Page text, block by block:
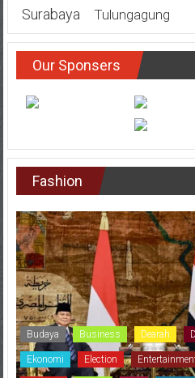
Surabaya
Tulungagung
Our Sponsers
Fashion
Budaya Business Dearah
Ekonomi Election